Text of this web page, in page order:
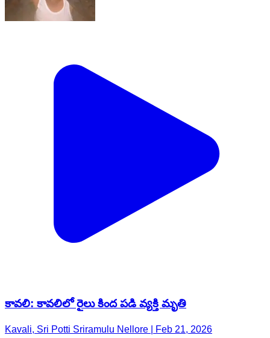
కావలి: కావలిలో రైలు కింద పడి వ్యక్తి మృతి
Kavali, Sri Potti Sriramulu Nellore | Feb 21, 2026